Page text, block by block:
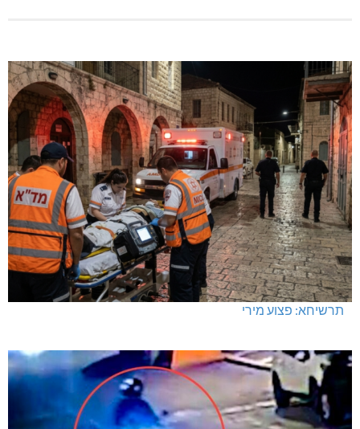
מחיר מטרה במעלות: החל מ-728,000 ₪